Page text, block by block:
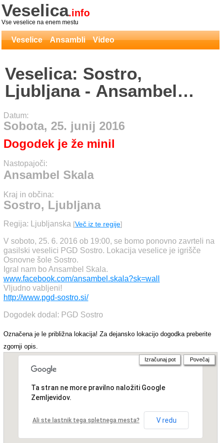
Veselica.info
Vse veselice na enem mestu
Veselice Ansambli Video
Veselica: Sostro,
Ljubljana - Ansambel
Skala
Datum:
Sobota, 25. junij 2016
Dogodek je že minil
Nastopajoči:
Ansambel Skala
Kraj in občina:
Sostro, Ljubljana
Regija: Ljubljanska [Več iz te regije]
V soboto, 25. 6. 2016 ob 19:00, se bomo ponovno zavrteli na
gasilski veselici PGD Sostro. Lokacija veselice je igrišče
Osnovne šole Sostro.
Igral nam bo Ansambel Skala.
www.facebook.com/ansambel.skala?sk=wall
Vljudno vabljeni!
http://www.pgd-sostro.si/
Dogodek dodal: PGD Sostro
Označena je le približna lokacija! Za dejansko lokacijo dogodka preberite
zgornji opis.
Ta stran ne more pravilno naložiti Google
Zemljevidov.
Ali ste lastnik tega spletnega mesta? V redu
Izračunaj pot Povečaj